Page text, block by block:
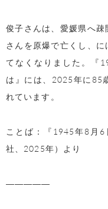
俊子さんは、愛媛県へ
さんを原爆で亡くし、
てなくなりました。『
は』には、2025年に85
れています。
ことば：『1945年8月
社、2025年）より
―――――